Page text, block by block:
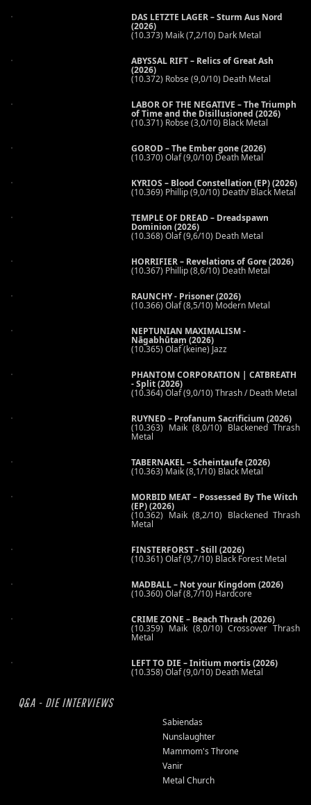
DAS LETZTE LAGER – Sturm Aus Nord
(2026)
(10.373) Maik (7,2/10) Dark Metal
ABYSSAL RIFT – Relics of Great Ash
(2026)
(10.372) Robse (9,0/10) Death Metal
LABOR OF THE NEGATIVE – The Triumph
of Time and the Disillusioned (2026)
(10.371) Robse (3,0/10) Black Metal
GOROD – The Ember gone (2026)
(10.370) Olaf (9,0/10) Death Metal
KYRIOS – Blood Constellation (EP) (2026)
(10.369) Phillip (9,0/10) Death/ Black Metal
TEMPLE OF DREAD – Dreadspawn
Dominion (2026)
(10.368) Olaf (9,6/10) Death Metal
HORRIFIER – Revelations of Gore (2026)
(10.367) Phillip (8,6/10) Death Metal
RAUNCHY - Prisoner (2026)
(10.366) Olaf (8,5/10) Modern Metal
NEPTUNIAN MAXIMALISM -
Nāgabhūtaṃ (2026)
(10.365) Olaf (keine) Jazz
PHANTOM CORPORATION | CATBREATH
- Split (2026)
(10.364) Olaf (9,0/10) Thrash / Death Metal
RUYNED – Profanum Sacrificium (2026)
(10.363) Maik (8,0/10) Blackened Thrash
Metal
TABERNAKEL – Scheintaufe (2026)
(10.363) Maik (8,1/10) Black Metal
MORBID MEAT – Possessed By The Witch
(EP) (2026)
(10.362) Maik (8,2/10) Blackened Thrash
Metal
FINSTERFORST - Still (2026)
(10.361) Olaf (9,7/10) Black Forest Metal
MADBALL – Not your Kingdom (2026)
(10.360) Olaf (8,7/10) Hardcore
CRIME ZONE – Beach Thrash (2026)
(10.359) Maik (8,0/10) Crossover Thrash
Metal
LEFT TO DIE – Initium mortis (2026)
(10.358) Olaf (9,0/10) Death Metal
Q&A - DIE INTERVIEWS
Sabiendas
Nunslaughter
Mammom's Throne
Vanir
Metal Church